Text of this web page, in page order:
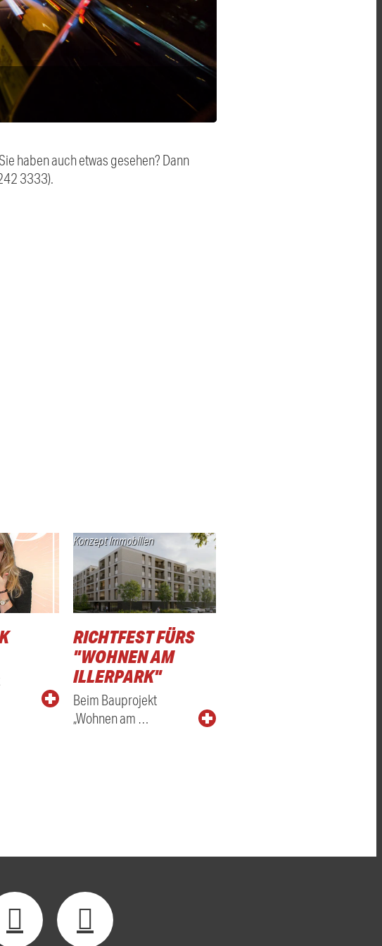
haben auch etwas gesehen? Dann
3333).
Konzept Immobilien
RICHTFEST FÜRS
"WOHNEN AM
ILLERPARK"
Beim Bauprojekt
„Wohnen am …